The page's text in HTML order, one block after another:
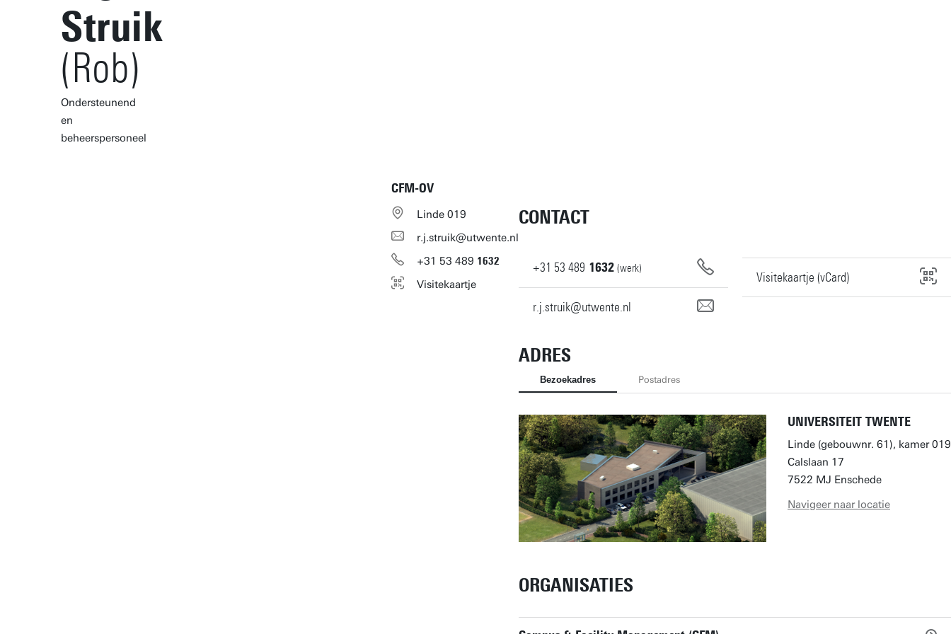
Struik
(Rob)
Ondersteunend
en
beheerspersoneel
CFM-OV
Linde 019
r.j.struik@utwente.nl
+31 53 489 1632
Visitekaartje
CONTACT
+31 53 489 1632 (werk)
r.j.struik@utwente.nl
Visitekaartje (vCard)
ADRES
Bezoekadres Postadres
UNIVERSITEIT TWENTE
Linde (gebouwnr. 61), kamer 019
Calslaan 17
7522 MJ Enschede
Navigeer naar locatie
ORGANISATIES